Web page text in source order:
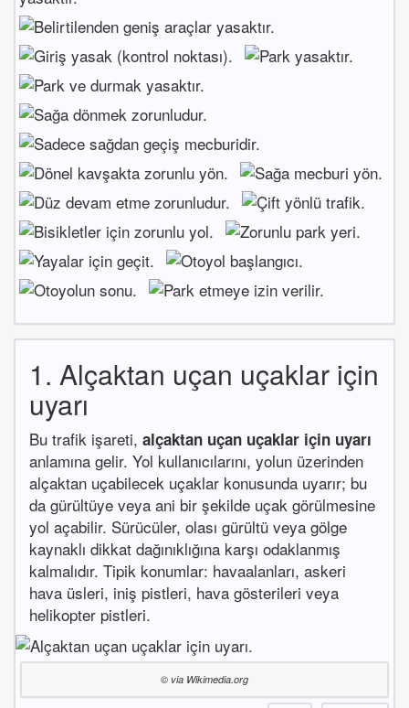
1. Alçaktan uçan uçaklar için
uyarı
Bu trafik işareti, alçaktan uçan uçaklar için uyarı
anlamına gelir. Yol kullanıcılarını, yolun üzerinden
alçaktan uçabilecek uçaklar konusunda uyarır; bu
da gürültüye veya ani bir şekilde uçak görülmesine
yol açabilir. Sürücüler, olası gürültü veya gölge
kaynaklı dikkat dağınıklığına karşı odaklanmış
kalmalıdır. Tipik konumlar: havaalanları, askeri
hava üsleri, iniş pistleri, hava gösterileri veya
helikopter pistleri.
© via Wikimedia.org